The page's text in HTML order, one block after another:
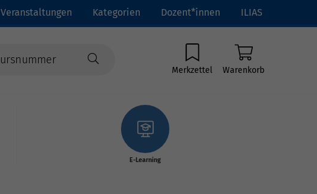
Veranstaltungen Kategorien Dozent*innen ILIAS
Merkzettel Warenkorb
E-Learning